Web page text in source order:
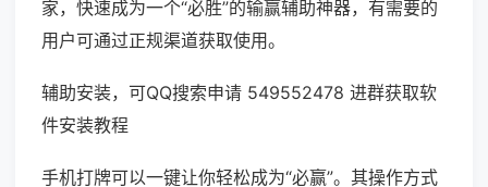
家，快速成为一个“必胜”的输赢辅助神器，有需要的
用户可通过正规渠道获取使用。
辅助安装，可QQ搜索申请 549552478 进群获取软
件安装教程
手机打牌可以一键让你轻松成为“必赢”。其操作方式